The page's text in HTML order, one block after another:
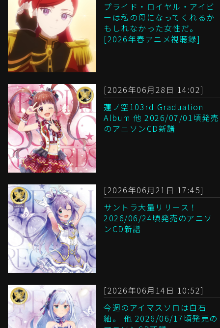
プライド・ロイヤル・アイビ
ーは私の母になってくれるか
もしれなかった女性だ。
[2026年春アニメ視聴録]
[2026年06月28日 14:02]
蓮ノ空103rd Graduation
Album 他 2026/07/01頃発売
のアニソンCD新譜
[2026年06月21日 17:45]
サントラ大量リリース！
2026/06/24頃発売のアニソ
ンCD新譜
[2026年06月14日 10:52]
今週のアイマスソロは白石
紬。 他 2026/06/17頃発売の